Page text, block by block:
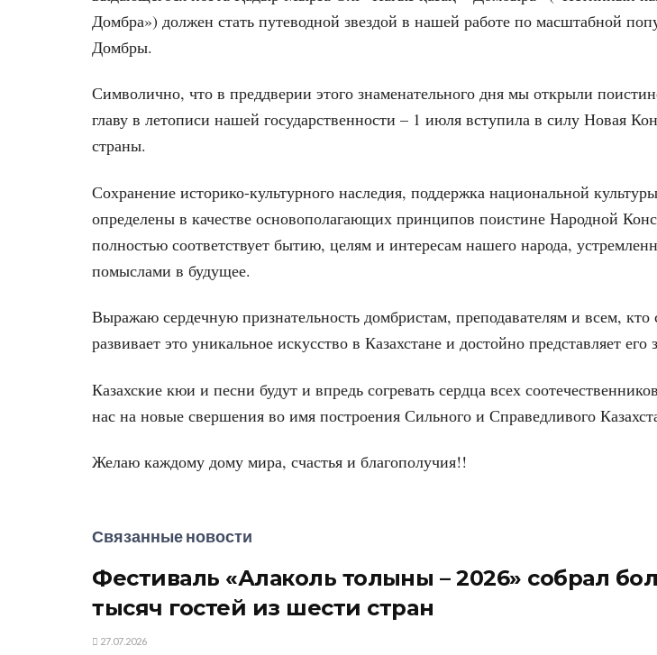
Домбра») должен стать путеводной звездой в нашей работе по масштабной
Домбры.
Символично, что в преддверии этого знаменательного дня мы открыли
главу в летописи нашей государственности – 1 июля вступила в силу Новая
страны.
Сохранение историко-культурного наследия, поддержка национальной
определены в качестве основополагающих принципов поистине Народной
полностью соответствует бытию, целям и интересам нашего народа,
помыслами в будущее.
Выражаю сердечную признательность домбристам, преподавателям и всем,
развивает это уникальное искусство в Казахстане и достойно представляет его
Казахские кюи и песни будут и впредь согревать сердца всех
нас на новые свершения во имя построения Сильного и Справедливого
Желаю каждому дому мира, счастья и благополучия!!
Связанные новости
Фестиваль «Алаколь толқыны – 2026» собрал
тысяч гостей из шести стран
27.07.2026